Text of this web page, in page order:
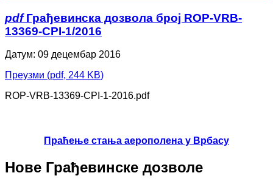
pdf Грађевинска дозвола број ROP-VRB-
13369-CPI-1/2016
Датум: 09 децембар 2016
Преузми (pdf, 244 KB)
ROP-VRB-13369-CPI-1-2016.pdf
Праћење стања аерополена у Врбасу
Нове Грађевинске дозволе